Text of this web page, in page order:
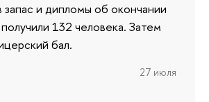
запас и дипломы об окончании
132 человека. Затем
бал.
27 июля